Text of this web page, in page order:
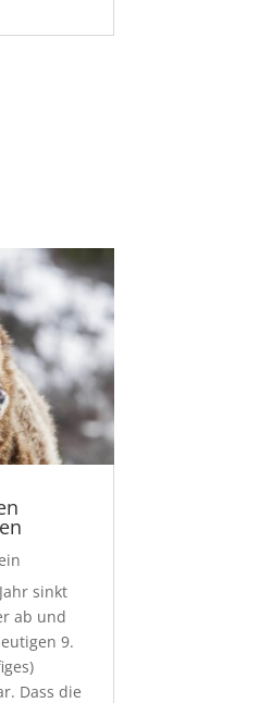
sinkt
ab und
9.
Dass die